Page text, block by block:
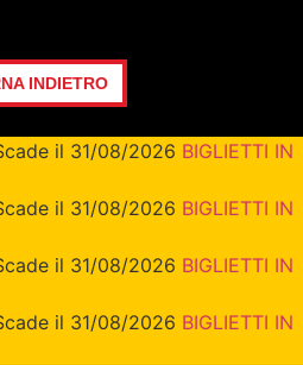
INDIETRO
il 31/08/2026 BIGLIETTI IN
il 31/08/2026 BIGLIETTI IN
il 31/08/2026 BIGLIETTI IN
il 31/08/2026 BIGLIETTI IN